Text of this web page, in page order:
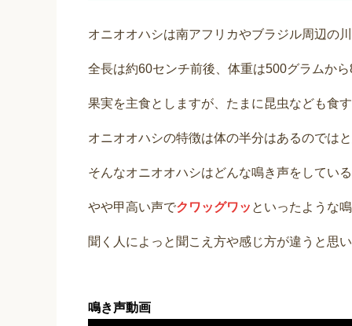
オニオオハシは南アフリカやブラジル周辺の
全長は約60センチ前後、体重は500グラムか
果実を主食としますが、たまに昆虫なども食
オニオオハシの特徴は体の半分はあるのでは
そんなオニオオハシはどんな鳴き声をしてい
やや甲高い声でクワッグワッ といったような
聞く人によっと聞こえ方や感じ方が違うと思
鳴き声動画